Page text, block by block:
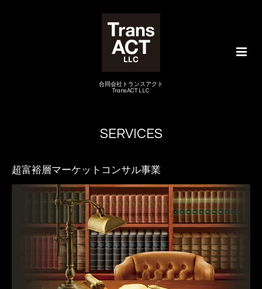
合同会社トランスアクト
TransACT LLC
SERVICES
超富裕層マーケットコンサル事業